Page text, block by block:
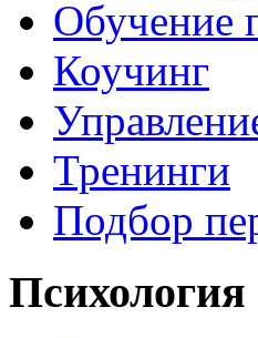
Обучение
Коучинг
Тренинги
Подбор
Психология